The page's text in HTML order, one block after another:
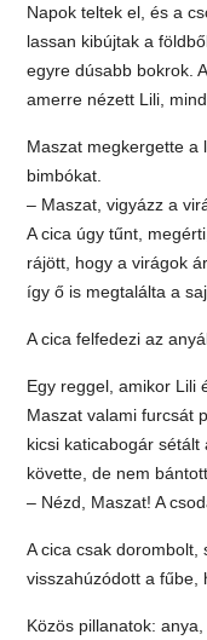
Napok teltek el, és a
lassan kibújtak a
egyre dúsabb bokrok.
amerre nézett Lili,
Maszat megkergette a
bimbókat.
– Maszat, vigyázz a
A cica úgy tűnt,
rájött, hogy a virágok
így ő is megtalálta a
A cica felfedezi az
Egy reggel, amikor Lili
Maszat valami furcsát
kicsi katicabogár
követte, de nem
– Nézd, Maszat! A
A cica csak dorombolt,
visszahúzódott a fűbe,
Közös pillanatok: